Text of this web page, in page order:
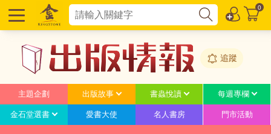
0
追蹤
主題企劃 出版故事 書蟲悅讀 每週專欄
金石堂選書 愛書大使 名人書房 門市活動